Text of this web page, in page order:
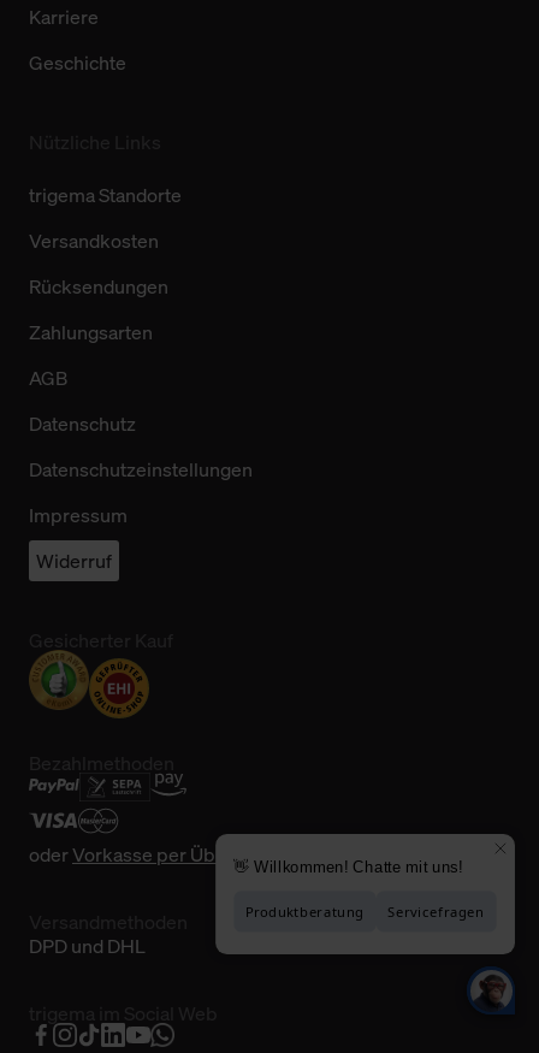
Karriere
Geschichte
trigema Standorte
Versandkosten
Rücksendungen
Zahlungsarten
AGB
Datenschutz
Datenschutzeinstellungen
Impressum
Widerruf
oderVorkasse per Überweisung
DPD und DHL